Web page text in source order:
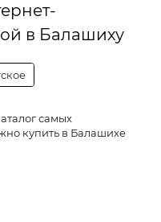
в Балашиху
купить в Балашихе